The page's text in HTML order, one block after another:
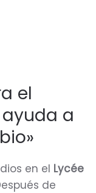
el
a
en el Lycée
de